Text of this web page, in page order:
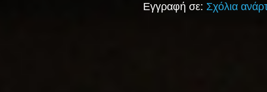
Εγγραφή σε: Σχόλια